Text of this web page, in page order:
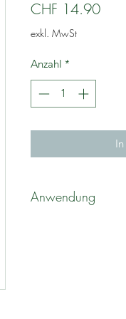
CHF 14.90Preis
exkl. MwSt
Anzahl *
Anwendung